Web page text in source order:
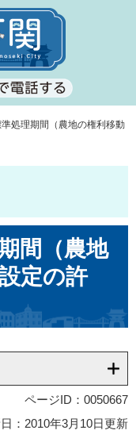
処理期間（農地の権利移動
間（農地
定の許
ページID：0050667
：2010年3月10日更新